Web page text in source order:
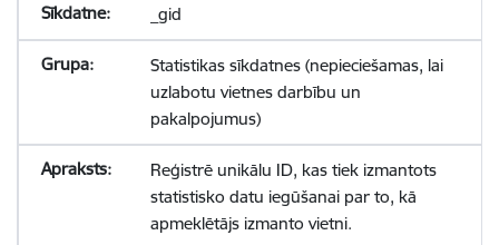
_gid
Statistikas sīkdatnes (nepieciešamas, lai
uzlabotu vietnes darbību un
pakalpojumus)
Reģistrē unikālu ID, kas tiek izmantots
statistisko datu iegūšanai par to, kā
apmeklētājs izmanto vietni.